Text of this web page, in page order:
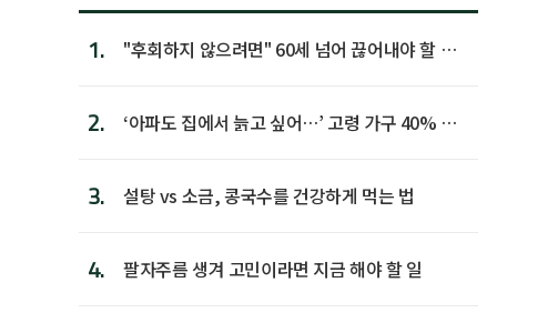
1.
"후회하지 않으려면" 60세 넘어 끊어내야 할 사
2.
‘아파도 집에서 늙고 싶어…’ 고령 가구 40% 노
3. 설탕 vs 소금, 콩국수를 건강하게 먹는 법
4. 팔자주름 생겨 고민이라면 지금 해야 할 일